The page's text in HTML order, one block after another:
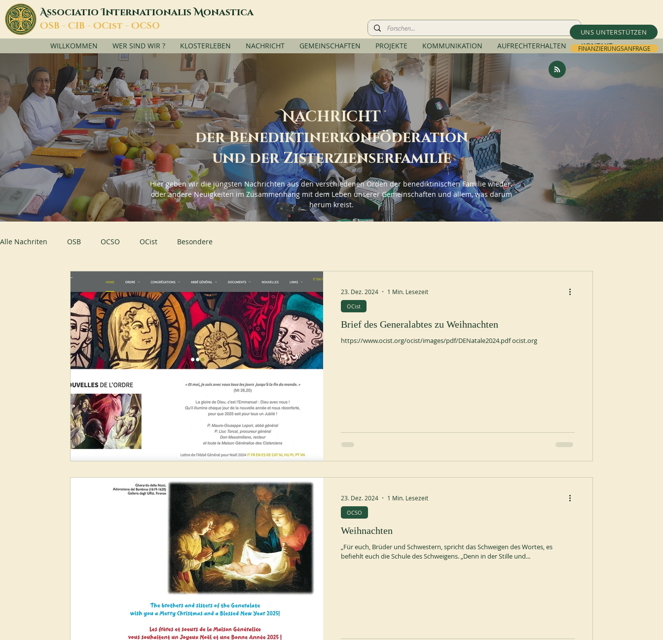
UNS UNTERSTÜTZEN
FINANZIERUNGSANFRAGE
AssociatioInternationalisMonastica
OSB - CIB - OCist - OCSO
WILLKOMMEN WER SIND WIR ? KLOSTERLEBEN NACHRICHT GEMEINSCHAFTEN PROJEKTE KOMMUNIKATION AUFRECHTERHALTEN KONTAKT
NACHRICHT
der Benediktinerkonföderation
und der Zisterzienserfamilie
Hier geben wir die jüngsten Nachrichten aus den verschiedenen Orden der benediktinischen Familie wieder.
oder andere Neuigkeiten im Zusammenhang mit dem Leben unserer Gemeinschaften und allem, was darum
herum kreist.
Alle Nachriten OSB OCSO OCist Besondere
Brief des Generalabtes zu Weihnachten
https://www.ocist.org/ocist/images/pdf/DENatale2024.pdf ocist.org
OCist
23. Dez. 2024 1 Min. Lesezeit
Weihnachten
„Für euch, Brüder und Schwestern, spricht das Schweigen des Wortes, es
befiehlt euch die Schule des Schweigens. „Denn in der Stille und...
OCSO
23. Dez. 2024 1 Min. Lesezeit